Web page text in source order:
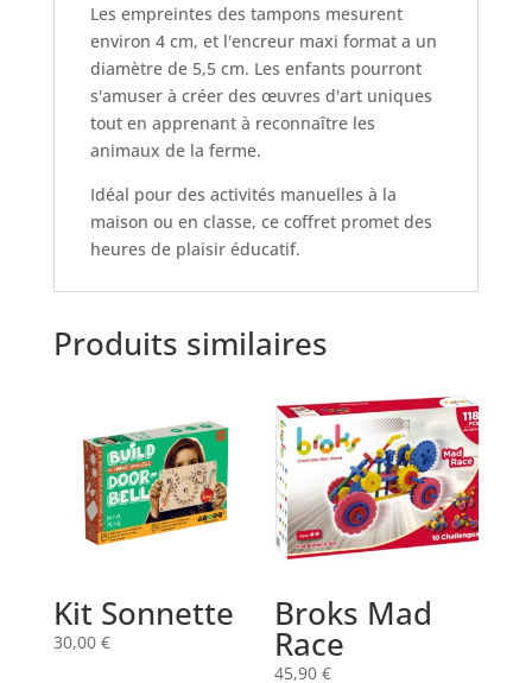
Les empreintes des tampons mesurent
environ 4 cm, et l'encreur maxi format a un
diamètre de 5,5 cm. Les enfants pourront
s'amuser à créer des œuvres d'art uniques
tout en apprenant à reconnaître les
animaux de la ferme.
Idéal pour des activités manuelles à la
maison ou en classe, ce coffret promet des
heures de plaisir éducatif.
Produits similaires
Kit Sonnette
30,00 €
Broks Mad
Race
45,90€